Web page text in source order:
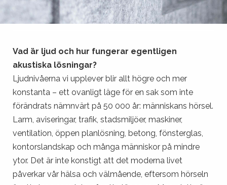
Vad är ljud och hur fungerar egentligen
akustiska lösningar?
Ljudnivåerna vi upplever blir allt högre och mer
konstanta – ett ovanligt läge för en sak som inte
förändrats nämnvärt på 50 000 år: människans hörsel.
Larm, aviseringar, trafik, stadsmiljöer, maskiner,
ventilation, öppen planlösning, betong, fönsterglas,
kontorslandskap och många människor på mindre
ytor. Det är inte konstigt att det moderna livet
påverkar vår hälsa och välmående, eftersom hörseln